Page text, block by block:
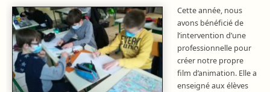
Cette année, nous
avons bénéficié de
l’intervention d’une
professionnelle pour
créer notre propre
film d’animation. Elle a
enseigné aux élèves